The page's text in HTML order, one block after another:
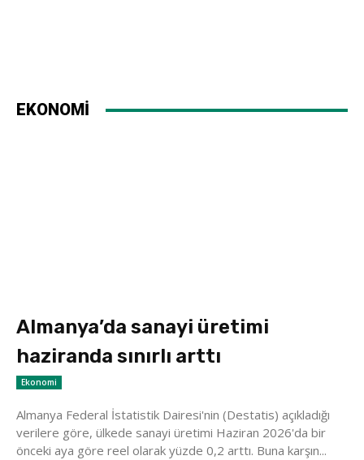
EKONOMİ
Almanya’da sanayi üretimi
haziranda sınırlı arttı
Ekonomi
Almanya Federal İstatistik Dairesi'nin (Destatis) açıkladığı
verilere göre, ülkede sanayi üretimi Haziran 2026'da bir
önceki aya göre reel olarak yüzde 0,2 arttı. Buna karşın...